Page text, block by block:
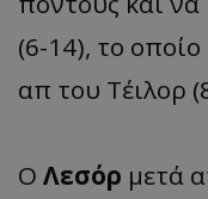
(6-14), το
απ του Τέιλορ
Ο Λεσόρ μετά